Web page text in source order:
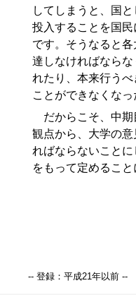
してしまうと、国
投入することを国
です。そうなると
達しなければなら
れたり、本来行う
ことができなくなっ
だからこそ、中期
観点から、大学の
ればならないこと
をもって定めること
-- 登録：平成21年以前 --